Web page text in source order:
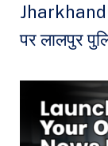
Jharkhand
पर लालपुर